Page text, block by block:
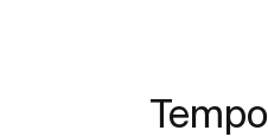
Tempo